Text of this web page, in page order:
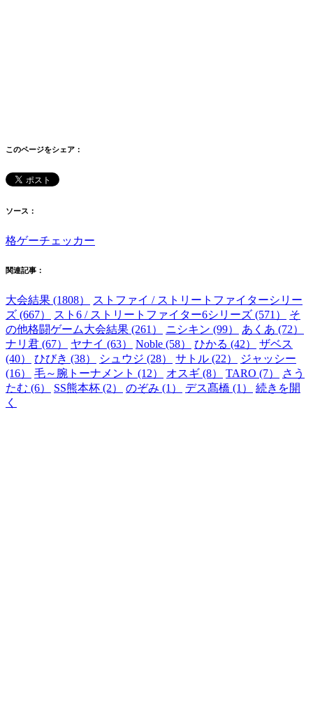
このページをシェア：
ソース：
格ゲーチェッカー
関連記事：
大会結果 (1808）
ストファイ / ストリートファイターシリー
ズ (667）
スト6 / ストリートファイター6シリーズ (571）
そ
の他格闘ゲーム大会結果 (261）
ニシキン (99）
あくあ (72）
ナリ君 (67）
ヤナイ (63） Noble (58） ひかる (42）
ザベス
(40）
ひびき (38） シュウジ (28） サトル (22）
ジャッシー
(16）
毛～腕トーナメント (12） オスギ (8） TARO (7）
さう
たむ (6）
SS熊本杯 (2） のぞみ (1） デス髙橋 (1）
続きを開
く